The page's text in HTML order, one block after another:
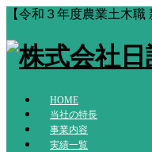
【令和３年度農業土木
HOME
当社の特長
事業内容
実績一覧